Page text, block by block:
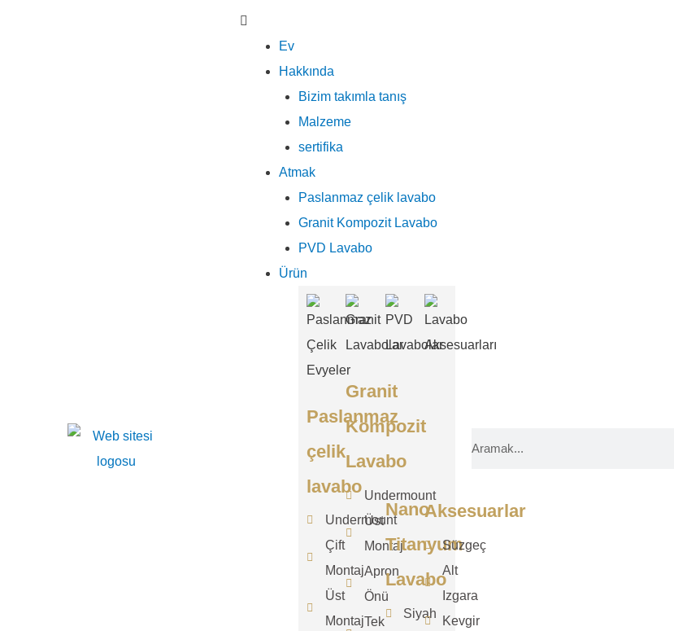
Ev
Hakkında
Bizim takımla tanış
Malzeme
sertifika
Atmak
Paslanmaz çelik lavabo
Granit Kompozit Lavabo
PVD Lavabo
Ürün
Paslanmaz
çelik
lavabo
Undermount
Çift
Montaj
Üst
Montaj
Granit
Kompozit
Lavabo
Undermount
Üst
Montaj
Apron
Önü
Tek
Nano
Titanyum
Lavabo
Siyah
Aksesuarlar
Süzgeç
Alt
Izgara
Kevgir